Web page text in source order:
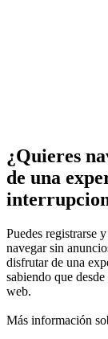
¿Quieres
de una
Puedes registrarse
navegar sin
disfrutar de una
sabiendo que desde
web.
Más información